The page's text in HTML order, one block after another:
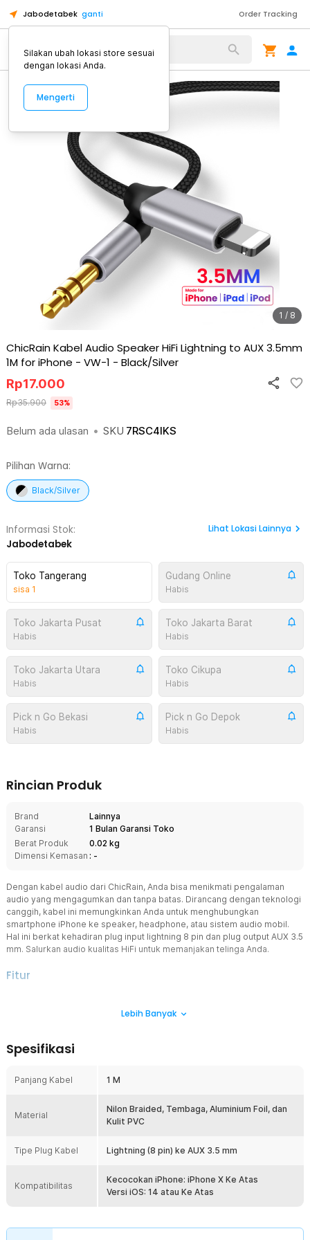
Jabodetabek ganti Order Tracking
Alat Kopi
1 / 8
ChicRain Kabel Audio Speaker HiFi Lightning to AUX 3.5mm
1M for iPhone - VW-1 - Black/Silver
Belum ada ulasan • SKU 7RSC4IKS
Rp17.000
Rp35.900 53%
Pilihan Warna:
Black/Silver
Informasi Stok:
Jabodetabek
Lihat Lokasi Lainnya
Toko Tangerang
sisa 1
Gudang Online
Habis
Toko Jakarta Pusat
Habis
Toko Jakarta Barat
Habis
Toko Jakarta Utara
Habis
Toko Cikupa
Habis
Pick n Go Bekasi
Habis
Pick n Go Depok
Habis
Rincian Produk
Brand
Lainnya
Garansi
1 Bulan Garansi Toko
Berat Produk
0.02 kg
Dimensi Kemasan : -
Dengan kabel audio dari ChicRain, Anda bisa menikmati pengalaman
audio yang mengagumkan dan tanpa batas. Dirancang dengan teknologi
canggih, kabel ini memungkinkan Anda untuk menghubungkan
smartphone iPhone ke speaker, headphone, atau sistem audio mobil.
Hal ini berkat kehadiran plug input lightning 8 pin dan plug output AUX 3.5
mm. Salurkan audio kualitas HiFi untuk memanjakan telinga Anda.
Fitur
Nikmati kualitas audio yang jernih dan tajam dari setiap musik,
suara yang jernih.
Kabel audio VW-1 dirancang khusus untuk berbagai perangkat yang
sebagainya. Anda bisa menghubungkan perangkat tersebut ke
speaker, headphone, dan sistem audio di mobil yang memiliki port
Tahan Lama dan Kokoh
konektor yang tahan karat, kabel audio ini menawarkan ketahanan
dan keandalan jangka panjang. Desainnya yang kokoh dan tahan
Kelengkapan Produk
Lebih Banyak
Spesifikasi
Panjang Kabel 1 M
Material
Nilon Braided, Tembaga, Aluminium Foil, dan
Kulit PVC
Tipe Plug Kabel Lightning (8 pin) ke AUX 3.5 mm
Kompatibilitas
Kecocokan iPhone: iPhone X Ke Atas
Versi iOS: 14 atau Ke Atas
Silakan ubah lokasi store sesuai
dengan lokasi Anda.
Mengerti